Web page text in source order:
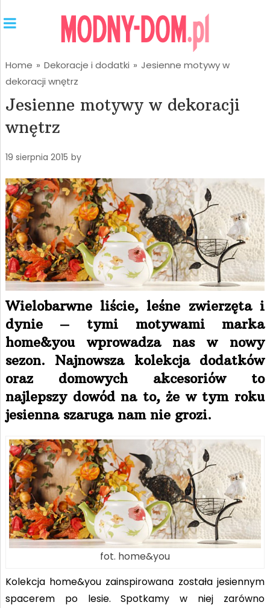
Home » Dekoracje i dodatki » Jesienne motywy w
dekoracji wnętrz
Jesienne motywy w dekoracji
wnętrz
19 sierpnia 2015 by
Wielobarwne liście, leśne zwierzęta i
dynie – tymi motywami marka
home&you wprowadza nas w nowy
sezon. Najnowsza kolekcja dodatków
oraz domowych akcesoriów to
najlepszy dowód na to, że w tym roku
jesienna szaruga nam nie grozi.
fot. home&you
Kolekcja home&you zainspirowana została jesiennym
spacerem po lesie. Spotkamy w niej zarówno